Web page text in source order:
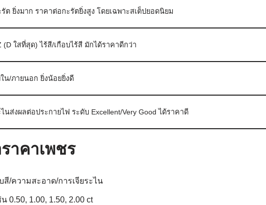
ต ยิ่งมาก ราคาต่อกะรัตยิ่งสูง โดยเฉพาะสเต็ปยอดนิยม
(D ใสที่สุด) ไร้สี/เกือบไร้สี มักได้ราคาดีกว่า
น/ภายนอก ยิ่งน้อยยิ่งดี
ไนส่งผลต่อประกายไฟ ระดับ Excellent/Very Good ได้ราคาดี
าคาเพชร
สี/ความสะอาด/การเจียระไน
0.50, 1.00, 1.50, 2.00 ct